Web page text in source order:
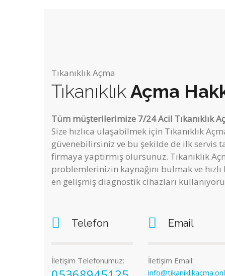
Tıkanıklık Açma
Tıkanıklık Açma
Tüm müşterilerimize 7/24 Acil Tıkanıklık
Size hızlıca ulaşabilmek için Tıkanıklık
güvenebilirsiniz ve bu şekilde de ilk servis
firmaya yaptırmış olursunuz. Tıkanıklık
problemlerinizin kaynağını bulmak ve
en gelişmiş diagnostik cihazları
Telefon
İletişim Telefonumuz:
Email
İletişim Email: